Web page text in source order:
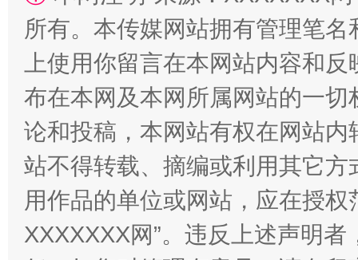
国家大学科技园优化重塑工作
所有。本传媒网站拥有管理笔
上使用你留言在本网站内容和
布在本网及本网所属网站的一
论和投稿，本网站有权在网站
站不得转载、摘编或利用其它
用作品的单位或网站，应在授
XXXXXXX网”。违反上述声明